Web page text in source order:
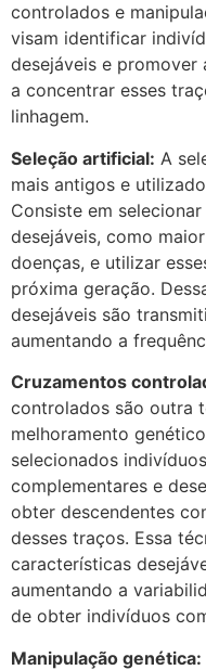
controlados e
visam identificar
desejáveis e
a concentrar esses
linhagem.
Seleção artificial: A
mais antigos e
Consiste em
desejáveis, como
doenças, e utilizar
próxima geração.
desejáveis são
aumentando a
Cruzamentos
controlados são outra
melhoramento
selecionados
complementares e
obter descendentes
desses traços. Essa
características
aumentando a
de obter indivíduos
Manipulação genética: